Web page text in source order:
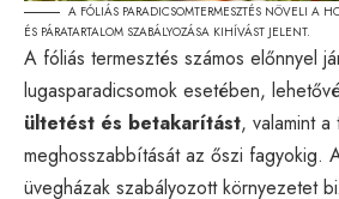
A FÓLIÁS PARADICSOMTERMESZTÉS NÖVELI A
ÉS PÁRATARTALOM SZABÁLYOZÁSA KIHÍVÁST JELENT.
A fóliás termesztés számos előnnyel
lugasparadicsomok esetében,
ültetést és betakarítást, valamint
meghosszabbítását az őszi fagyokig.
üvegházak szabályozott környezetet